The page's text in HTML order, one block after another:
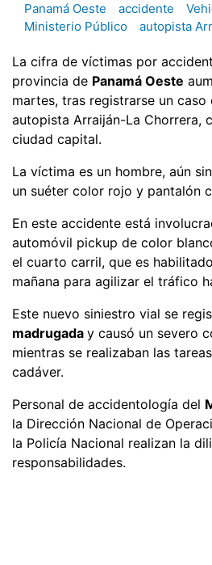
Panamá Oeste accidente
Ministerio Público
autopista
La cifra de víctimas por
provincia de Panamá Oeste
martes, tras registrarse un
autopista Arraiján-La Chorrera,
ciudad capital.
La víctima es un hombre, aún
un suéter color rojo y pantalón
En este accidente está
automóvil pickup de color
el cuarto carril, que es
mañana para agilizar el tráfico
Este nuevo siniestro vial se
madrugada y causó un severo
mientras se realizaban las
cadáver.
Personal de accidentología del
la Dirección Nacional de
la Policía Nacional realizan la
responsabilidades.